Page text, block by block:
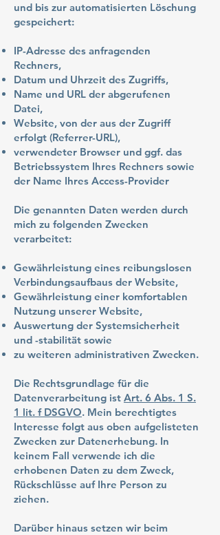
und bis zur automatisierten Löschung
gespeichert:
IP-Adresse des anfragenden
Rechners,
Datum und Uhrzeit des Zugriffs,
Name und URL der abgerufenen
Datei,
Website, von der aus der Zugriff
erfolgt (Referrer-URL),
verwendeter Browser und ggf. das
Betriebssystem Ihres Rechners sowie
der Name Ihres Access-Provider
Die genannten Daten werden durch
mich zu folgenden Zwecken
verarbeitet:
Gewährleistung eines reibungslosen
Verbindungsaufbaus der Website,
Gewährleistung einer komfortablen
Nutzung unserer Website,
Auswertung der Systemsicherheit
und -stabilität sowie
zu weiteren administrativen Zwecken.
Die Rechtsgrundlage für die
Datenverarbeitung ist Art. 6 Abs. 1 S.
1 lit. f DSGVO. Mein berechtigtes
Interesse folgt aus oben aufgelisteten
Zwecken zur Datenerhebung. In
keinem Fall verwende ich die
erhobenen Daten zu dem Zweck,
Rückschlüsse auf Ihre Person zu
ziehen.
Darüber hinaus setzen wir beim